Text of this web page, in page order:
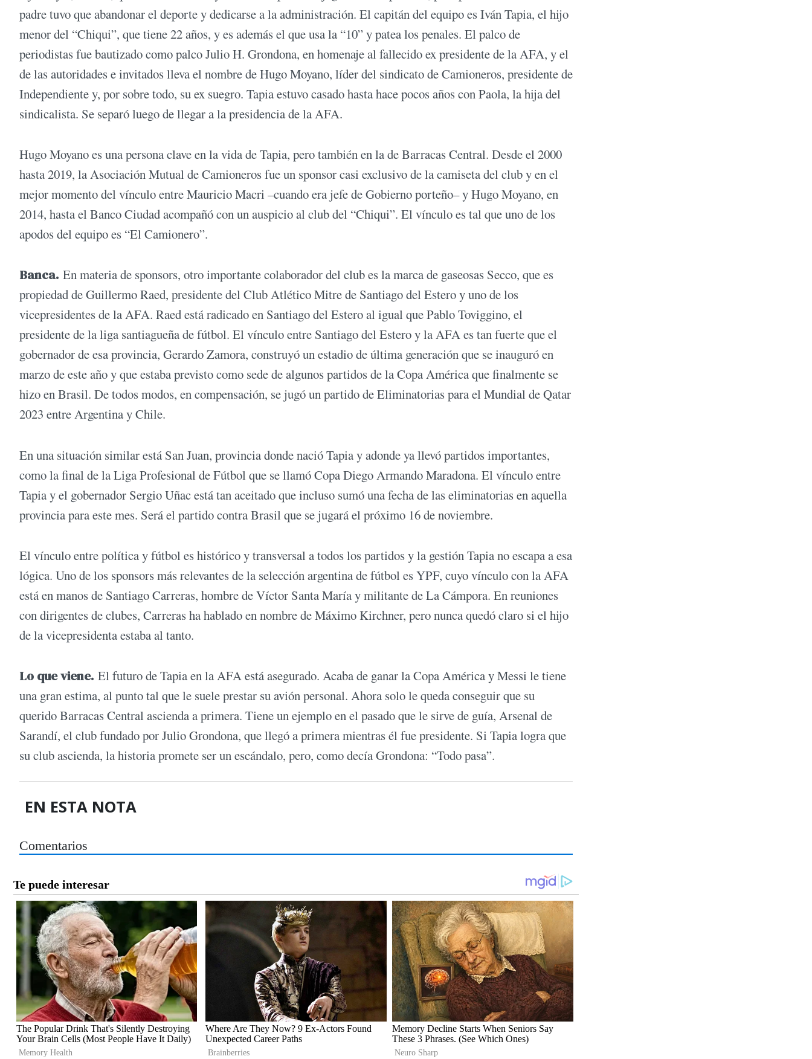
padre tuvo que abandonar el deporte y dedicarse a la administración. El capitán del equipo es Iván Tapia, el hijo
menor del “Chiqui”, que tiene 22 años, y es además el que usa la “10” y patea los penales. El palco de
periodistas fue bautizado como palco Julio H. Grondona, en homenaje al fallecido ex presidente de la AFA, y el
de las autoridades e invitados lleva el nombre de Hugo Moyano, líder del sindicato de Camioneros, presidente de
Independiente y, por sobre todo, su ex suegro. Tapia estuvo casado hasta hace pocos años con Paola, la hija del
sindicalista. Se separó luego de llegar a la presidencia de la AFA.
Hugo Moyano es una persona clave en la vida de Tapia, pero también en la de Barracas Central. Desde el 2000
hasta 2019, la Asociación Mutual de Camioneros fue un sponsor casi exclusivo de la camiseta del club y en el
mejor momento del vínculo entre Mauricio Macri –cuando era jefe de Gobierno porteño– y Hugo Moyano, en
2014, hasta el Banco Ciudad acompañó con un auspicio al club del “Chiqui”. El vínculo es tal que uno de los
apodos del equipo es “El Camionero”.
Banca. En materia de sponsors, otro importante colaborador del club es la marca de gaseosas Secco, que es
propiedad de Guillermo Raed, presidente del Club Atlético Mitre de Santiago del Estero y uno de los
vicepresidentes de la AFA. Raed está radicado en Santiago del Estero al igual que Pablo Toviggino, el
presidente de la liga santiagueña de fútbol. El vínculo entre Santiago del Estero y la AFA es tan fuerte que el
gobernador de esa provincia, Gerardo Zamora, construyó un estadio de última generación que se inauguró en
marzo de este año y que estaba previsto como sede de algunos partidos de la Copa América que finalmente se
hizo en Brasil. De todos modos, en compensación, se jugó un partido de Eliminatorias para el Mundial de Qatar
2023 entre Argentina y Chile.
En una situación similar está San Juan, provincia donde nació Tapia y adonde ya llevó partidos importantes,
como la final de la Liga Profesional de Fútbol que se llamó Copa Diego Armando Maradona. El vínculo entre
Tapia y el gobernador Sergio Uñac está tan aceitado que incluso sumó una fecha de las eliminatorias en aquella
provincia para este mes. Será el partido contra Brasil que se jugará el próximo 16 de noviembre.
El vínculo entre política y fútbol es histórico y transversal a todos los partidos y la gestión Tapia no escapa a esa
lógica. Uno de los sponsors más relevantes de la selección argentina de fútbol es YPF, cuyo vínculo con la AFA
está en manos de Santiago Carreras, hombre de Víctor Santa María y militante de La Cámpora. En reuniones
con dirigentes de clubes, Carreras ha hablado en nombre de Máximo Kirchner, pero nunca quedó claro si el hijo
de la vicepresidenta estaba al tanto.
Lo que viene. El futuro de Tapia en la AFA está asegurado. Acaba de ganar la Copa América y Messi le tiene
una gran estima, al punto tal que le suele prestar su avión personal. Ahora solo le queda conseguir que su
querido Barracas Central ascienda a primera. Tiene un ejemplo en el pasado que le sirve de guía, Arsenal de
Sarandí, el club fundado por Julio Grondona, que llegó a primera mientras él fue presidente. Si Tapia logra que
su club ascienda, la historia promete ser un escándalo, pero, como decía Grondona: “Todo pasa”.
EN ESTA NOTA
Comentarios